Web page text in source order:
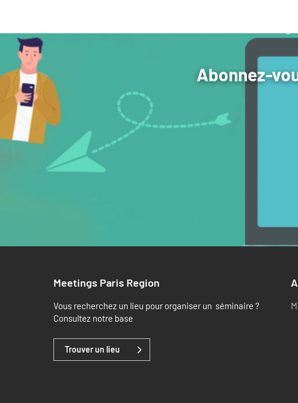
Abonnez-
Meetings Paris Region
Vous recherchez un lieu pour organiser un séminaire ?
Consultez notre base
Trouver un lieu